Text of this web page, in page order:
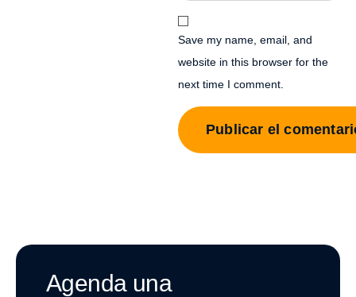
Save my name, email, and
website in this browser for the
next time I comment.
Agenda una